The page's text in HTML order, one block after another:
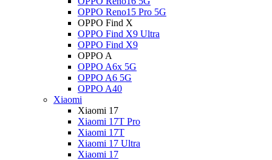
OPPO Reno15 Pro 5G
OPPO Find X
OPPO Find X9 Ultra
OPPO Find X9
OPPO A
OPPO A6x 5G
OPPO A6 5G
OPPO A40
Xiaomi
Xiaomi 17
Xiaomi 17T Pro
Xiaomi 17T
Xiaomi 17 Ultra
Xiaomi 17